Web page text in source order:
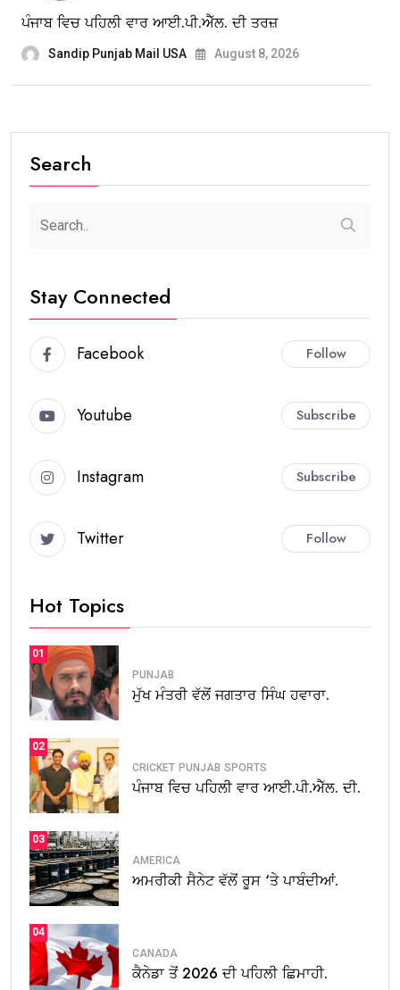
ਪੰਜਾਬ ਵਿਚ ਪਹਿਲੀ ਵਾਰ ਆਈ.ਪੀ.ਐੱਲ. ਦੀ ਤਰਜ਼
Sandip Punjab Mail USA August 8, 2026
Search
Stay Connected
Facebook Follow
Youtube Subscribe
Instagram Subscribe
Twitter Follow
Hot Topics
01
PUNJAB
ਮੁੱਖ ਮੰਤਰੀ ਵੱਲੋਂ ਜਗਤਾਰ ਸਿੰਘ ਹਵਾਰਾ.
02
CRICKET PUNJAB SPORTS
ਪੰਜਾਬ ਵਿਚ ਪਹਿਲੀ ਵਾਰ ਆਈ.ਪੀ.ਐੱਲ. ਦੀ.
03
AMERICA
ਅਮਰੀਕੀ ਸੈਨੇਟ ਵੱਲੋਂ ਰੂਸ ‘ਤੇ ਪਾਬੰਦੀਆਂ.
04
CANADA
ਕੈਨੇਡਾ ਤੋਂ 2026 ਦੀ ਪਹਿਲੀ ਛਿਮਾਹੀ.